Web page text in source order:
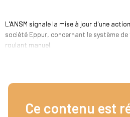
L’ANSM signale la mise à jour d'une
société Eppur, concernant le système
roulant manuel.
Ce contenu est